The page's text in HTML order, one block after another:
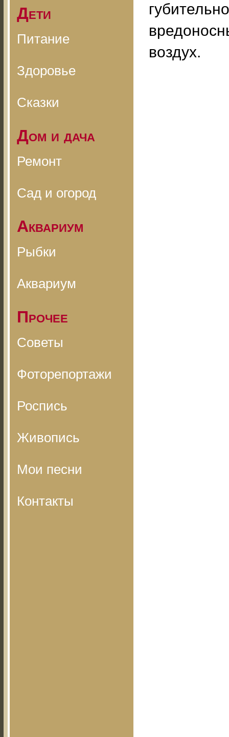
Дети
Питание
Здоровье
Сказки
Дом и дача
Ремонт
Сад и огород
Аквариум
Рыбки
Аквариум
Прочее
Советы
Фоторепортажи
Роспись
Живопись
Мои песни
Контакты
воздух.